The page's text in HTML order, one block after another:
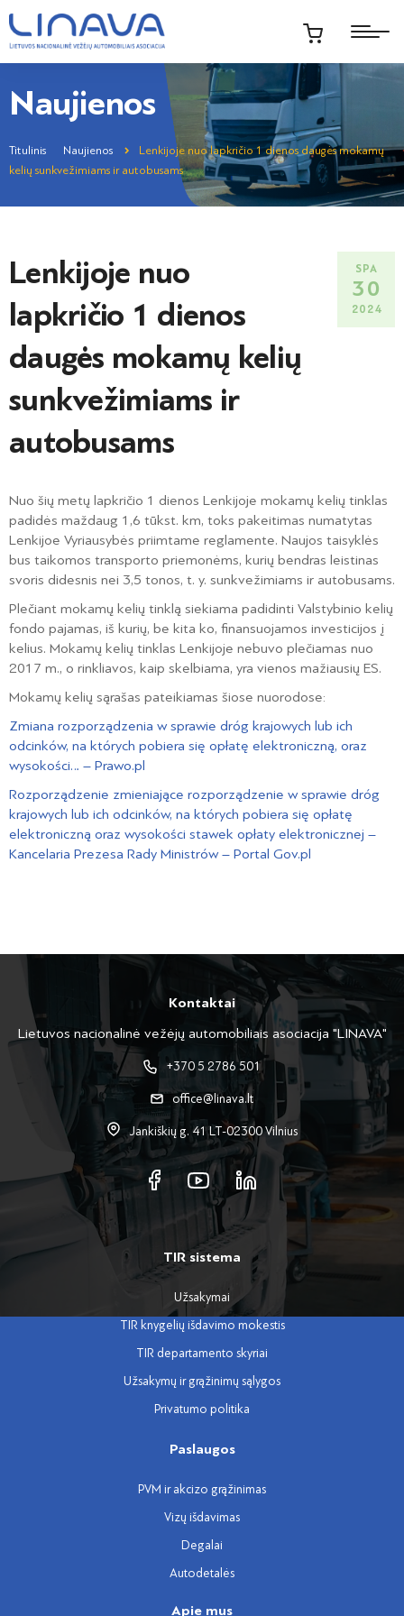
Naujienos
Titulinis Naujienos
Lenkijoje nuo lapkričio 1 dienos daugės mokamų
kelių sunkvežimiams ir autobusams
Lenkijoje nuo
lapkričio 1 dienos
daugės mokamų kelių
sunkvežimiams ir
autobusams
SPA
30
2024
Nuo šių metų lapkričio 1 dienos Lenkijoje mokamų kelių tinklas
padidės maždaug 1,6 tūkst. km, toks pakeitimas numatytas
Lenkijoe Vyriausybės priimtame reglamente. Naujos taisyklės
bus taikomos transporto priemonėms, kurių bendras leistinas
svoris didesnis nei 3,5 tonos, t. y. sunkvežimiams ir autobusams.
Plečiant mokamų kelių tinklą siekiama padidinti Valstybinio kelių
fondo pajamas, iš kurių, be kita ko, finansuojamos investicijos į
kelius. Mokamų kelių tinklas Lenkijoje nebuvo plečiamas nuo
2017 m., o rinkliavos, kaip skelbiama, yra vienos mažiausių ES.
Mokamų kelių sąrašas pateikiamas šiose nuorodose:
Zmiana rozporządzenia w sprawie dróg krajowych lub ich
odcinków, na których pobiera się opłatę elektroniczną, oraz
wysokości… – Prawo.pl
Rozporządzenie zmieniające rozporządzenie w sprawie dróg
krajowych lub ich odcinków, na których pobiera się opłatę
elektroniczną oraz wysokości stawek opłaty elektronicznej –
Kancelaria Prezesa Rady Ministrów – Portal Gov.pl
Kontaktai
Lietuvos nacionalinė vežėjų automobiliais asociacija "LINAVA"
+370 5 2786 501
office@linava.lt
Jankiškių g. 41 LT-02300 Vilnius
TIR sistema
Užsakymai
TIR knygelių išdavimo mokestis
TIR departamento skyriai
Užsakymų ir grąžinimų sąlygos
Privatumo politika
Paslaugos
PVM ir akcizo grąžinimas
Vizų išdavimas
Degalai
Autodetalės
Apie mus